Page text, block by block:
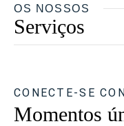
OS NOSSOS
Serviços
CONECTE-SE
Momentos